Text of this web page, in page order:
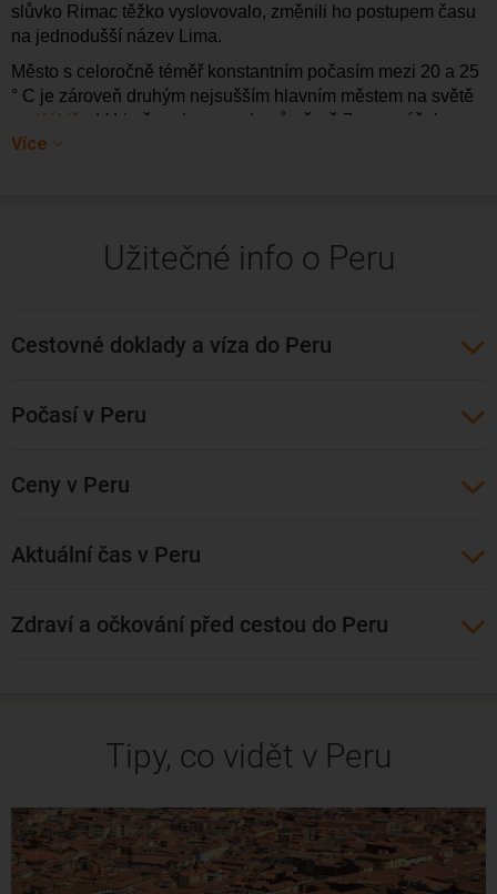
slůvko Rimac těžko vyslovovalo, změnili ho postupem času
na jednodušší název Lima.
Město s celoročně téměř konstantním počasím mezi 20 a 25
° C je zároveň druhým nejsušším hlavním městem na světě
Káhiře
. V Limě padne za rok průměrně 7 mm srážek.
Doporučujeme navštívit Náměstí sv. Martina - patrona Limy,
rodiny Larco, kdysi nejbohatší rodiny, která vlastnila většinu
cestovatelských nadšenců, která nabízí bezplatné prohlídky
různých míst. Nedělají to samozřejmě zcela zdarma - na
Levné letenky do Limy lze rezervovat i z našich končin.
není možný.
Více
Užitečné info o Peru
Cestovné doklady a víza do Peru
Počasí v Peru
Ceny v Peru
Aktuální čas v Peru
Zdraví a očkování před cestou do Peru
Tipy, co vidět v Peru